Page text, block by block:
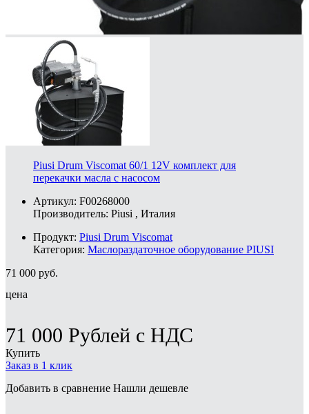
Piusi Drum Viscomat 60/1 12V комплект для
перекачки масла с насосом
Артикул: F00268000
Производитель: Piusi , Италия
Продукт: Piusi Drum Viscomat
Категория: Маслораздаточное оборудование PIUSI
71 000 руб.
цена
71 000 Рублей с НДС
Купить
Заказ в 1 клик
Добавить в сравнение Нашли дешевле